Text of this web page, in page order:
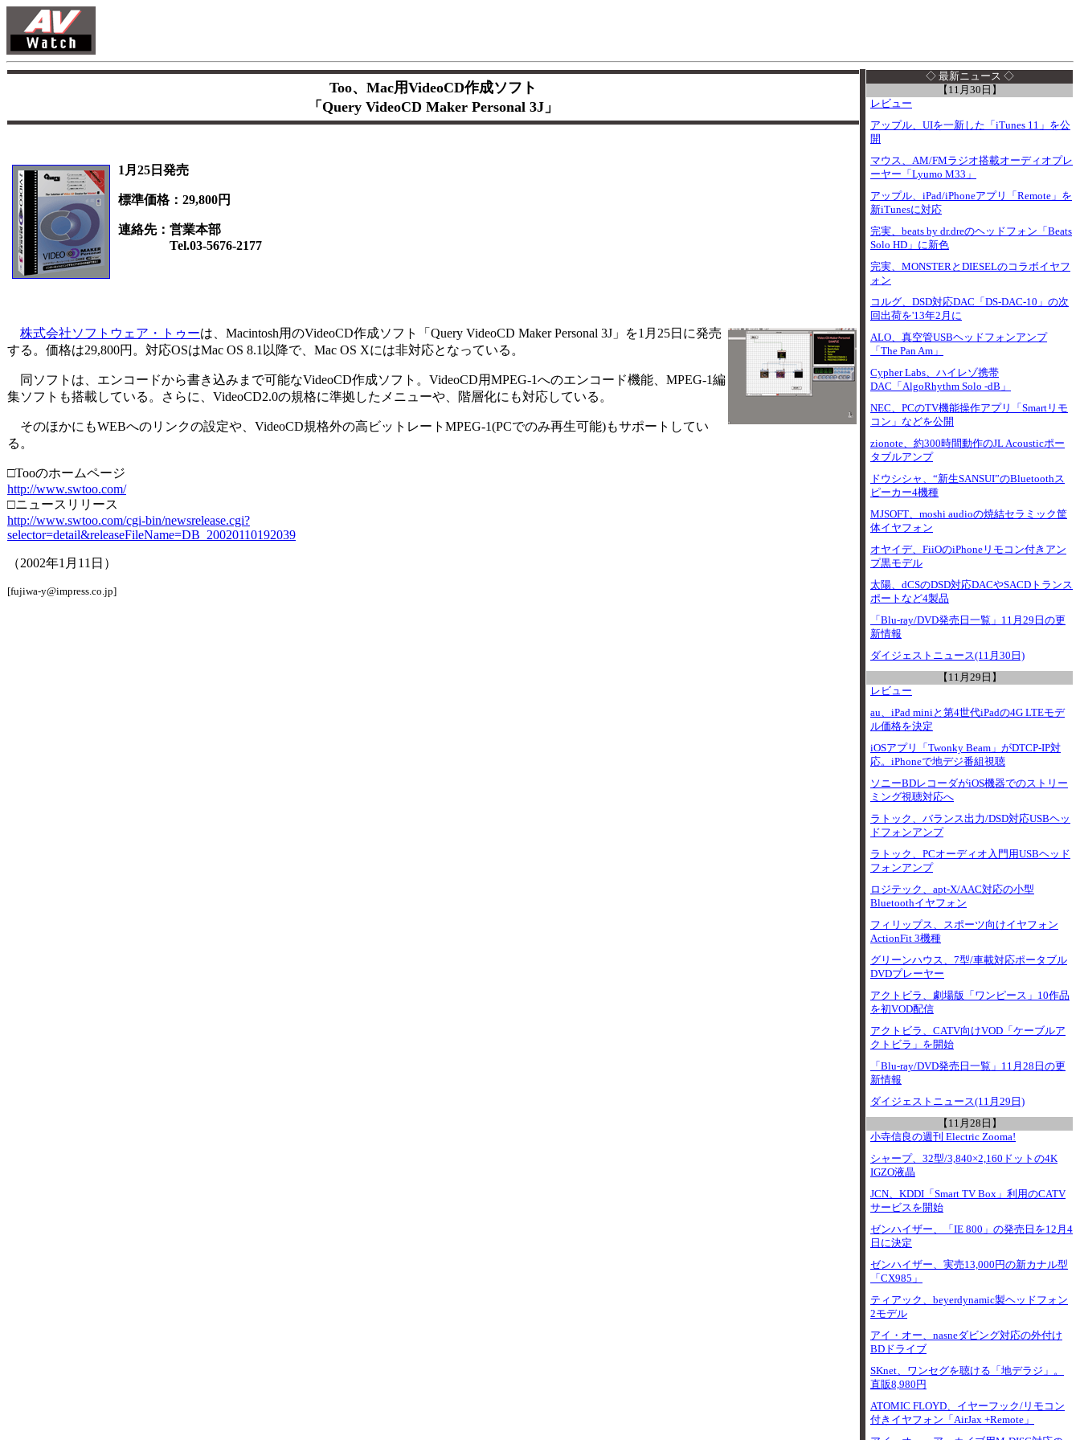
Too、Mac用VideoCD作成ソフト
「Query VideoCD Maker Personal 3J」
1月25日発売
標準価格：29,800円
連絡先：営業本部
Tel.03-5676-2177
株式会社ソフトウェア・トゥーは、Macintosh用のVideoCD作成ソフト「Query VideoCD Maker Personal 3J」を1月25日に発売
する。価格は29,800円。対応OSはMac OS 8.1以降で、Mac OS Xには非対応となっている。
同ソフトは、エンコードから書き込みまで可能なVideoCD作成ソフト。VideoCD用MPEG-1へのエンコード機能、MPEG-1編
集ソフトも搭載している。さらに、VideoCD2.0の規格に準拠したメニューや、階層化にも対応している。
そのほかにもWEBへのリンクの設定や、VideoCD規格外の高ビットレートMPEG-1(PCでのみ再生可能)もサポートしてい
る。
□Tooのホームページ
http://www.swtoo.com/
□ニュースリリース
http://www.swtoo.com/cgi-bin/newsrelease.cgi?
selector=detail&releaseFileName=DB_20020110192039
（2002年1月11日）
[fujiwa-y@impress.co.jp]
◇ 最新ニュース ◇
【11月30日】
レビュー
アップル、UIを一新した「iTunes 11」を公
開
マウス、AM/FMラジオ搭載オーディオプレ
ーヤー「Lyumo M33」
アップル、iPad/iPhoneアプリ「Remote」を
新iTunesに対応
完実、beats by dr.dreのヘッドフォン「Beats
Solo HD」に新色
完実、MONSTERとDIESELのコラボイヤフ
ォン
コルグ、DSD対応DAC「DS-DAC-10」の次
回出荷を'13年2月に
ALO、真空管USBヘッドフォンアンプ
「The Pan Am」
Cypher Labs、ハイレゾ携帯
DAC「AlgoRhythm Solo -dB」
NEC、PCのTV機能操作アプリ「Smartリモ
コン」などを公開
zionote、約300時間動作のJL Acousticポー
タブルアンプ
ドウシシャ、“新生SANSUI”のBluetoothス
ピーカー4機種
MJSOFT、moshi audioの焼結セラミック筐
体イヤフォン
オヤイデ、FiiOのiPhoneリモコン付きアン
プ黒モデル
太陽、dCSのDSD対応DACやSACDトランス
ポートなど4製品
「Blu-ray/DVD発売日一覧」11月29日の更
新情報
ダイジェストニュース(11月30日)
【11月29日】
レビュー
au、iPad miniと第4世代iPadの4G LTEモデ
ル価格を決定
iOSアプリ「Twonky Beam」がDTCP-IP対
応。iPhoneで地デジ番組視聴
ソニーBDレコーダがiOS機器でのストリー
ミング視聴対応へ
ラトック、バランス出力/DSD対応USBヘッ
ドフォンアンプ
ラトック、PCオーディオ入門用USBヘッド
フォンアンプ
ロジテック、apt-X/AAC対応の小型
Bluetoothイヤフォン
フィリップス、スポーツ向けイヤフォン
ActionFit 3機種
グリーンハウス、7型/車載対応ポータブル
DVDプレーヤー
アクトビラ、劇場版「ワンピース」10作品
を初VOD配信
アクトビラ、CATV向けVOD「ケーブルア
クトビラ」を開始
「Blu-ray/DVD発売日一覧」11月28日の更
新情報
ダイジェストニュース(11月29日)
【11月28日】
小寺信良の週刊 Electric Zooma!
シャープ、32型/3,840×2,160ドットの4K
IGZO液晶
JCN、KDDI「Smart TV Box」利用のCATV
サービスを開始
ゼンハイザー、「IE 800」の発売日を12月4
日に決定
ゼンハイザー、実売13,000円の新カナル型
「CX985」
ティアック、beyerdynamic製ヘッドフォン
2モデル
アイ・オー、nasneダビング対応の外付け
BDドライブ
SKnet、ワンセグを聴ける「地デラジ」。
直販8,980円
ATOMIC FLOYD、イヤーフック/リモコン
付きイヤフォン「AirJax +Remote」